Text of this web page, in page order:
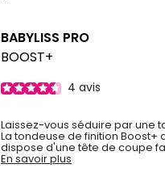
BABYLISS PRO
BOOST+
4 avis
Laissez-vous séduire par une
La tondeuse de finition Boost+
dispose d'une tête de coupe
En savoir plus